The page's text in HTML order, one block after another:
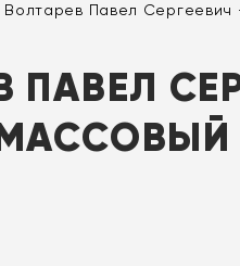
Волтарев Павел
ПАВЕЛ